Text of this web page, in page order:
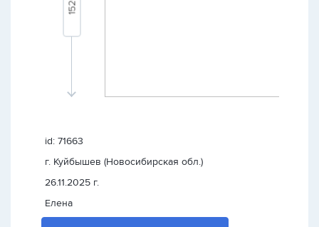
id: 71663
г. Куйбышев (Новосибирская обл.)
26.11.2025 г.
Елена